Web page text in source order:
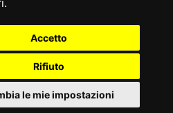
Accetto
Rifiuto
le mie impostazioni